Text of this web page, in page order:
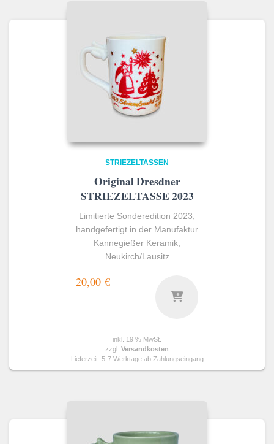
STRIEZELTASSEN
Original Dresdner
STRIEZELTASSE 2023
Limitierte Sonderedition 2023,
handgefertigt in der Manufaktur
Kannegießer Keramik,
Neukirch/Lausitz
20,00 €
inkl. 19 % MwSt.
zzgl. Versandkosten
Lieferzeit: 5-7 Werktage ab Zahlungseingang